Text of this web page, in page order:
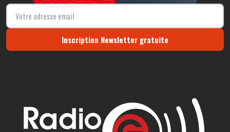
Inscription Newsletter gratuite